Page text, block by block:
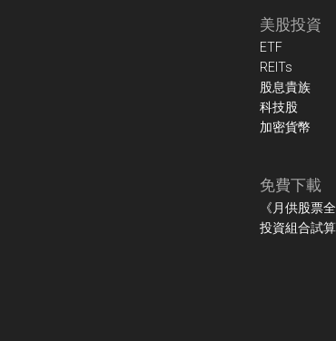
美股投資
ETF
REITs
股息貴族
科技股
加密貨幣
免費下載
《月供股票
投資組合試